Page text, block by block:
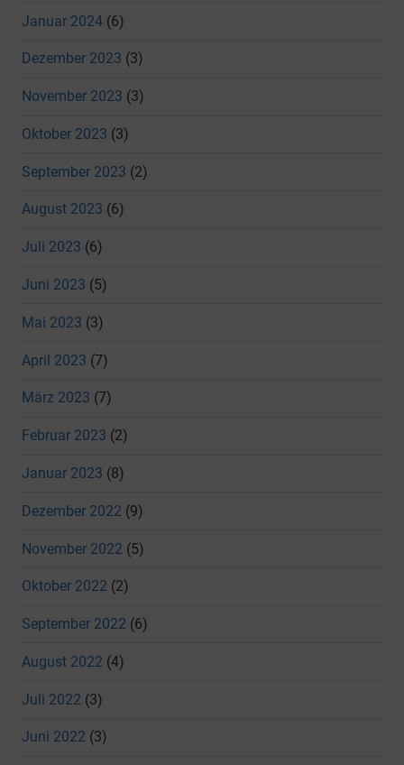
Januar 2024 (6)
Dezember 2023 (3)
November 2023 (3)
Oktober 2023 (3)
September 2023 (2)
August 2023 (6)
Juli 2023 (6)
Juni 2023 (5)
Mai 2023 (3)
April 2023 (7)
März 2023 (7)
Februar 2023 (2)
Januar 2023 (8)
Dezember 2022 (9)
November 2022 (5)
Oktober 2022 (2)
September 2022 (6)
August 2022 (4)
Juli 2022 (3)
Juni 2022 (3)